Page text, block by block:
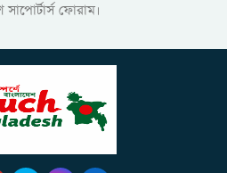
সাপোর্টার্স ফোরাম।